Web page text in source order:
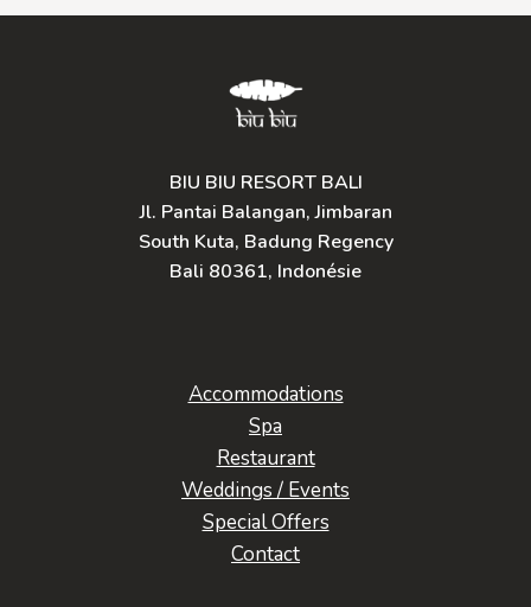
BIU BIU RESORT BALI
Jl. Pantai Balangan, Jimbaran
South Kuta, Badung Regency
Bali 80361, Indonésie
Accommodations
Spa
Restaurant
Weddings / Events
Special Offers
Contact